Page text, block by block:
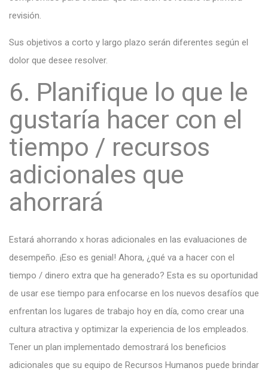
revisión.
Sus objetivos a corto y largo plazo serán diferentes según el
dolor que desee resolver.
6. Planifique lo que le
gustaría hacer con el
tiempo / recursos
adicionales que
ahorrará
Estará ahorrando x horas adicionales en las evaluaciones de
desempeño. ¡Eso es genial! Ahora, ¿qué va a hacer con el
tiempo / dinero extra que ha generado? Esta es su oportunidad
de usar ese tiempo para enfocarse en los nuevos desafíos que
enfrentan los lugares de trabajo hoy en día, como crear una
cultura atractiva y optimizar la experiencia de los empleados.
Tener un plan implementado demostrará los beneficios
adicionales que su equipo de Recursos Humanos puede brindar